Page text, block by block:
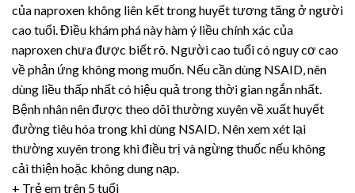
của naproxen không liên kết trong huyết tương tăng ở người
cao tuổi. Điều khám phá này hàm ý liều chính xác của
naproxen chưa được biết rõ. Người cao tuổi có nguy cơ cao
về phản ứng không mong muốn. Nếu cần dùng NSAID, nên
dùng liều thấp nhất có hiệu quả trong thời gian ngắn nhất.
Bệnh nhân nên được theo dõi thường xuyên về xuất huyết
đường tiêu hóa trong khi dùng NSAID. Nên xem xét lại
thường xuyên trong khi điều trị và ngừng thuốc nếu không
cải thiện hoặc không dung nạp.
+ Trẻ em trên 5 tuổi